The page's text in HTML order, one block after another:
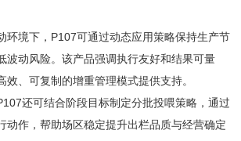
环境下，P107可通过动态应用策略保持生产节
波动风险。该产品强调执行友好和结果可量
效、可复制的增重管理模式提供支持。
还可结合阶段目标制定分批投喂策略，通过
动作，帮助场区稳定提升出栏品质与经营确定